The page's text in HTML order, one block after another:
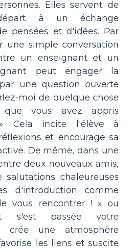
Elles servent de
à un échange
pensées et d'idées. Par
une simple conversation
un enseignant et un
peut engager la
une question ouverte
moi de quelque chose
que vous avez appris
» Cela incite l'élève à
et encourage sa
De même, dans une
deux nouveaux amis,
salutations chaleureuses
d'introduction comme
vous rencontrer ! » ou
s'est passée votre
une atmosphère
les liens et suscite